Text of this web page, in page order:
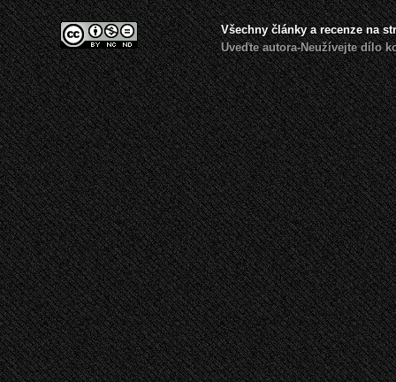
Všechny články a recenze na
Uveďte autora-Neužívejte dílo